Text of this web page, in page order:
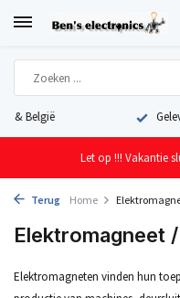
Geleverd uit eigen
Let op !!! Vakantie
Terug Home
Elektromagneet
Elektromagneten vinden hun